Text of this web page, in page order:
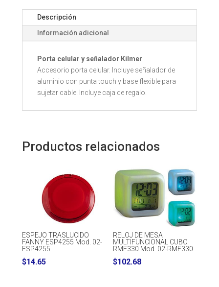
Descripción
Información adicional
Porta celular y señalador Kilmer
Accesorio porta celular. Incluye señalador de
aluminio con punta touch y base flexible para
sujetar cable. Incluye caja de regalo.
Productos relacionados
ESPEJO TRASLUCIDO
FANNY ESP4255 Mod. 02-
ESP4255
$14.65
RELOJ DE MESA
MULTIFUNCIONAL CUBO
RMF330 Mod. 02-RMF330
$102.68